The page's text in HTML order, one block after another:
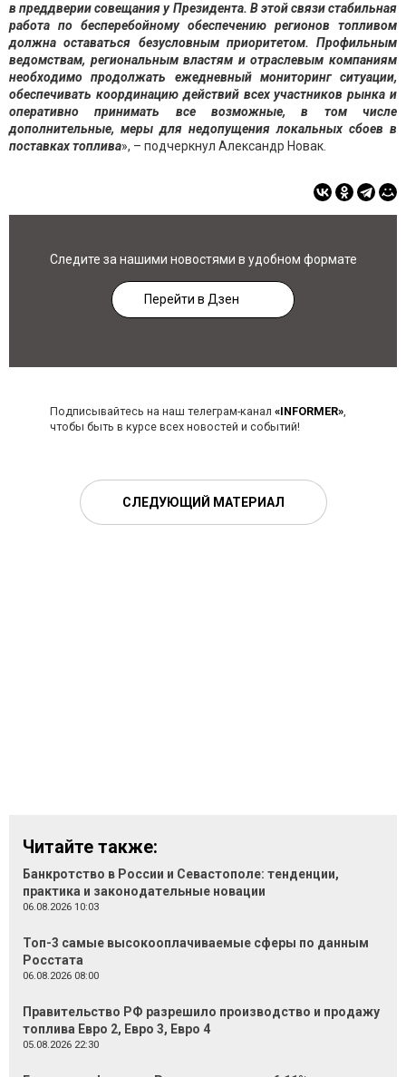
в преддверии совещания у Президента. В этой связи стабильная
работа по бесперебойному обеспечению регионов топливом
должна оставаться безусловным приоритетом. Профильным
ведомствам, региональным властям и отраслевым компаниям
необходимо продолжать ежедневный мониторинг ситуации,
обеспечивать координацию действий всех участников рынка и
оперативно принимать все возможные, в том числе
дополнительные, меры для недопущения локальных сбоев в
поставках топлива», – подчеркнул Александр Новак.
Следите за нашими новостями в удобном формате
Перейти в Дзен
Подписывайтесь на наш телеграм-канал «INFORMER»,
чтобы быть в курсе всех новостей и событий!
СЛЕДУЮЩИЙ МАТЕРИАЛ
Читайте также:
Банкротство в России и Севастополе: тенденции,
практика и законодательные новации
06.08.2026 10:03
Топ-3 самые высокооплачиваемые сферы по данным
Росстата
06.08.2026 08:00
Правительство РФ разрешило производство и продажу
топлива Евро 2, Евро 3, Евро 4
05.08.2026 22:30